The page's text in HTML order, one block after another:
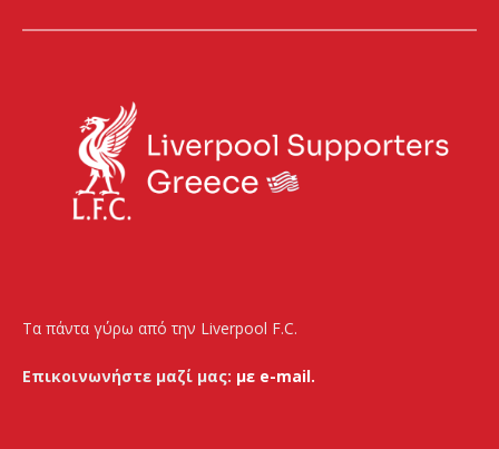
Τα πάντα γύρω από την Liverpool F.C.
Επικοινωνήστε μαζί μας: με e-mail.